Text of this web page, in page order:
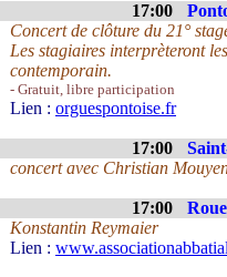
17:00
Concert de clôture du 21°
Les stagiaires interprèteront
contemporain.
- Gratuit, libre participation
Lien : orguespontoise.fr
17:00
concert avec Christian
17:00
Konstantin Reymaier
Lien :